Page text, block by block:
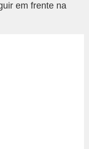
em frente na